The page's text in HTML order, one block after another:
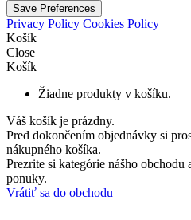
Save Preferences
Privacy Policy Cookies Policy
Košík
Close
Košík
Žiadne produkty v košíku.
Váš košík je prázdny.
Pred dokončením objednávky si
nákupného košíka.
Prezrite si kategórie nášho
ponuky.
Vrátiť sa do obchodu